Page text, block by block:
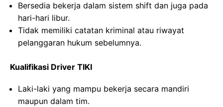
Bersedia bekerja dalam sistem shift dan juga pada
hari-hari libur.
Tidak memiliki catatan kriminal atau riwayat
pelanggaran hukum sebelumnya.
Kualifikasi Driver TIKI
Laki-laki yang mampu bekerja secara mandiri
maupun dalam tim.